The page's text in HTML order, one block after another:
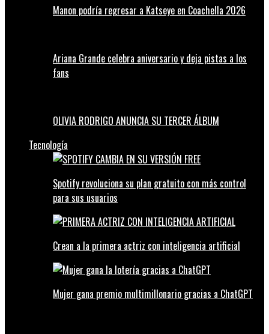
Manon podría regresar a Katseye en Coachella 2026
Ariana Grande celebra aniversario y deja pistas a los
fans
OLIVIA RODRIGO ANUNCIA SU TERCER ÁLBUM
Tecnología
Spotify revoluciona su plan gratuito con más control
para sus usuarios
Crean a la primera actriz con inteligencia artificial
Mujer gana premio multimillonario gracias a ChatGPT